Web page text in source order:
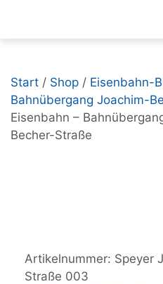
Start / Shop / Eisenbahn-
Bahnübergang Joachim-
Eisenbahn –
Becher-Straße
Artikelnummer: Speyer
Straße 003